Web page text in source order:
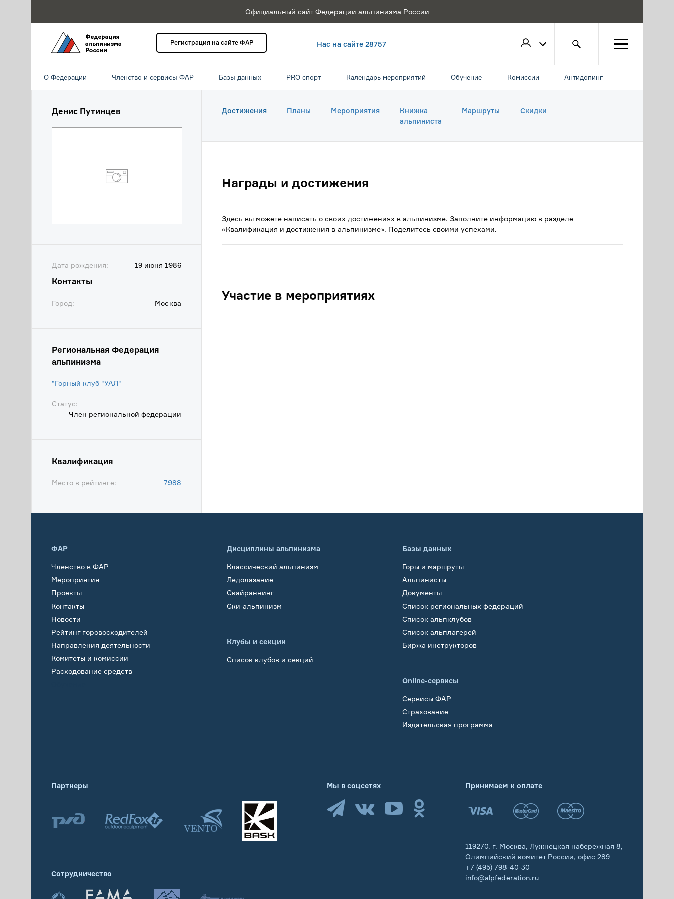
Официальный сайт Федерации альпинизма России
Регистрация на сайте ФАР Нас на сайте 28757
О Федерации Членство и сервисы ФАР Базы данных PRO спорт Календарь мероприятий Обучение Комиссии Антидопинг
Денис Путинцев
Дата рождения: 19 июня 1986
Контакты
Город: Москва
Региональная Федерация
альпинизма
"Горный клуб "УАЛ"
Статус:
Член региональной федерации
Квалификация
Место в рейтинге: 7988
Достижения Планы Мероприятия
Книжка
альпиниста
Маршруты Скидки
Награды и достижения
Здесь вы можете написать о своих достижениях в альпинизме. Заполните информацию в разделе
«Квалификация и достижения в альпинизме». Поделитесь своими успехами.
Участие в мероприятиях
ФАР
Членство в ФАР
Мероприятия
Проекты
Контакты
Новости
Рейтинг горовосходителей
Направления деятельности
Комитеты и комиссии
Расходование средств
Дисциплины альпинизма
Классический альпинизм
Ледолазание
Скайраннинг
Ски-альпинизм
Клубы и секции
Список клубов и секций
Базы данных
Горы и маршруты
Альпинисты
Документы
Список региональных федераций
Список альпклубов
Список альплагерей
Биржа инструкторов
Online-сервисы
Сервисы ФАР
Страхование
Издательская программа
Партнеры
Сотрудничество
Принимаем к оплате
119270, г. Москва, Лужнецкая набережная 8,
Олимпийский комитет России, офис 289
+7 (495) 798-40-30
info@alpfederation.ru
Мы в соцсетях